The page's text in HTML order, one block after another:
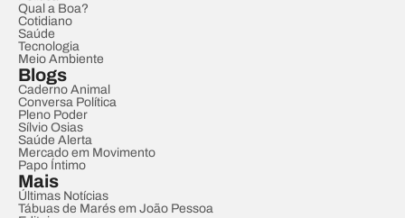
Qual a Boa?
Cotidiano
Saúde
Tecnologia
Meio Ambiente
Blogs
Caderno Animal
Conversa Política
Pleno Poder
Sílvio Osias
Saúde Alerta
Mercado em Movimento
Papo Íntimo
Mais
Últimas Notícias
Tábuas de Marés em João Pessoa